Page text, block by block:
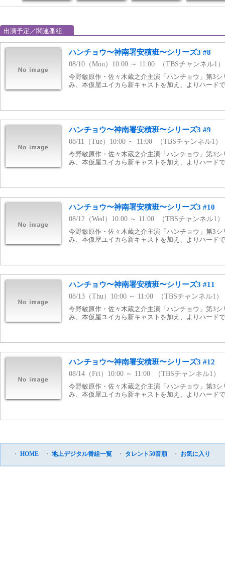
出演予定／関連番組
ハンチョウ〜神南署安積班〜シリーズ3 #8
08/10（Mon）10:00 ～ 11:00 （TBSチャンネル1）
今野敏原作・佐々木蔵之介主演「ハンチョウ」第3
み、本仮屋ユイカら新キャストを加え、よりハード
ハンチョウ〜神南署安積班〜シリーズ3 #9
08/11（Tue）10:00 ～ 11:00 （TBSチャンネル1）
今野敏原作・佐々木蔵之介主演「ハンチョウ」第3
み、本仮屋ユイカら新キャストを加え、よりハード
ハンチョウ〜神南署安積班〜シリーズ3 #10
08/12（Wed）10:00 ～ 11:00 （TBSチャンネル1）
今野敏原作・佐々木蔵之介主演「ハンチョウ」第3
み、本仮屋ユイカら新キャストを加え、よりハード
ハンチョウ〜神南署安積班〜シリーズ3 #11
08/13（Thu）10:00 ～ 11:00 （TBSチャンネル1）
今野敏原作・佐々木蔵之介主演「ハンチョウ」第3
み、本仮屋ユイカら新キャストを加え、よりハード
ハンチョウ〜神南署安積班〜シリーズ3 #12
08/14（Fri）10:00 ～ 11:00 （TBSチャンネル1）
今野敏原作・佐々木蔵之介主演「ハンチョウ」第3
み、本仮屋ユイカら新キャストを加え、よりハード
・ HOME ・ 地上デジタル番組一覧 ・ タレント50音順 ・ お気に入り